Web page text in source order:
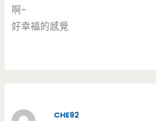
啊~
好幸福的感覺
CHE92